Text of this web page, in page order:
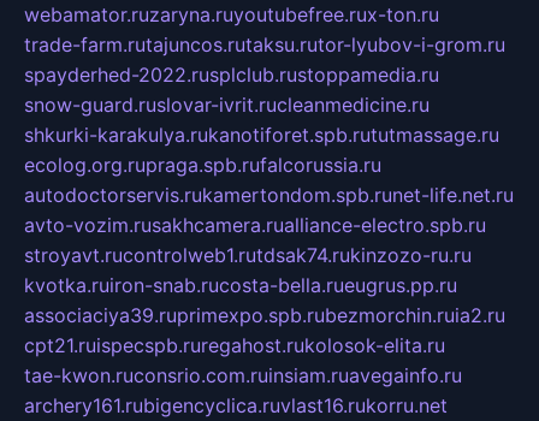
webamator.ruzaryna.ruyoutubefree.rux-ton.ru
trade-farm.rutajuncos.rutaksu.rutor-lyubov-i-grom.ru
spayderhed-2022.rusplclub.rustoppamedia.ru
snow-guard.ruslovar-ivrit.rucleanmedicine.ru
shkurki-karakulya.rukanotiforet.spb.rututmassage.ru
ecolog.org.rupraga.spb.rufalcorussia.ru
autodoctorservis.rukamertondom.spb.runet-life.net.ru
avto-vozim.rusakhcamera.rualliance-electro.spb.ru
stroyavt.rucontrolweb1.rutdsak74.rukinzozo-ru.ru
kvotka.ruiron-snab.rucosta-bella.rueugrus.pp.ru
associaciya39.ruprimexpo.spb.rubezmorchin.ruia2.ru
cpt21.ruispecspb.ruregahost.rukolosok-elita.ru
tae-kwon.ruconsrio.com.ruinsiam.ruavegainfo.ru
archery161.rubigencyclica.ruvlast16.rukorru.net